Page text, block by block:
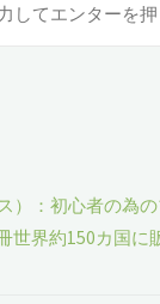
）：初心者の為
世界約150カ国に